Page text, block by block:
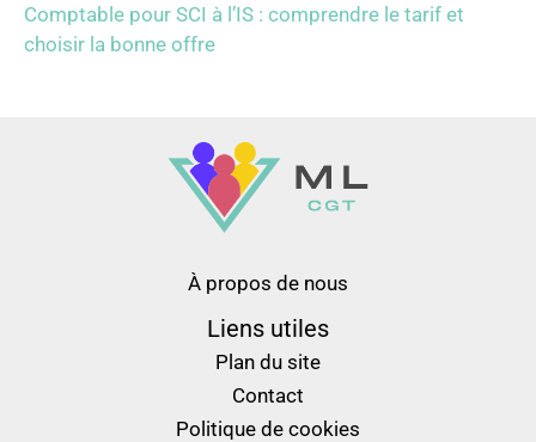
Comptable pour SCI à l’IS : comprendre le tarif et
choisir la bonne offre
À propos de nous
Liens utiles
Plan du site
Contact
Politique de cookies